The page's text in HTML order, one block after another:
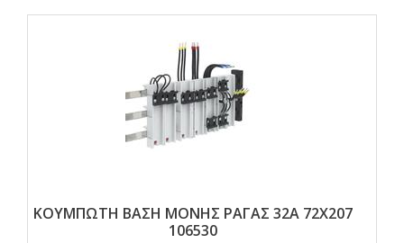
ΚΟΥΜΠΩΤΗ ΒΑΣΗ ΜΟΝΗΣ ΡΑΓΑΣ 32A 72X207
106530